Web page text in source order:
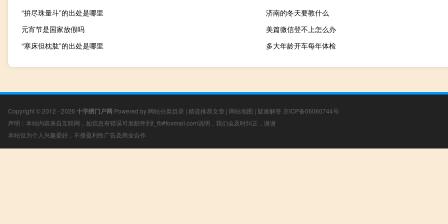
“拚尽珠量斗”的出处是哪里
济南的冬天要教什么
元宵节是国家放假吗
美篇微信登不上怎么办
“寒床但枕肱”的出处是哪里
多大年龄开车每年体检
Copyright © 2012 - 2026 十字绣门户网 Powered by 网站分类目录 | 精选推荐文章 | 网站地图 | 疑难解答 京ICP备06060744号
声明：本站内容来自互联网，如信息有错误可发邮件到f_fb#foxmail.com说明，我们会及时纠正，谢谢
本站仅为个人兴趣爱好，不接盈利性广告及商业合作